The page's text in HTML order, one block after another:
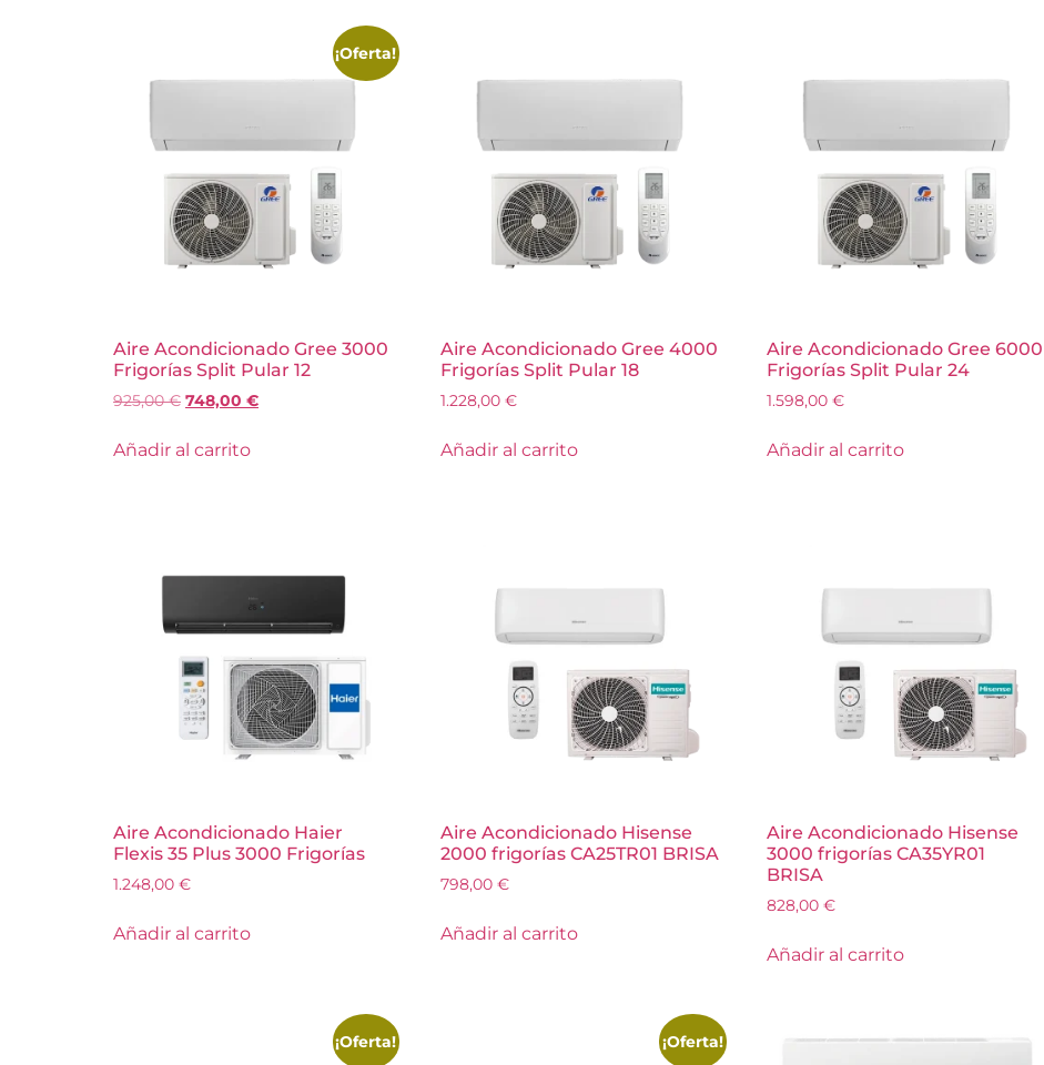
¡Oferta!
Aire Acondicionado Gree 3000
Frigorías Split Pular 12
925,00€ 748,00 €
Añadir al carrito
Aire Acondicionado Gree 4000
Frigorías Split Pular 18
1.228,00 €
Añadir al carrito
Aire Acondicionado Gree 6000
Frigorías Split Pular 24
1.598,00€
Añadir al carrito
Aire Acondicionado Haier
Flexis 35 Plus 3000 Frigorías
1.248,00 €
Añadir al carrito
Aire Acondicionado Hisense
2000 frigorías CA25TR01 BRISA
798,00 €
Añadir al carrito
Aire Acondicionado Hisense
3000 frigorías CA35YR01
BRISA
828,00€
Añadir al carrito
¡Oferta! ¡Oferta!